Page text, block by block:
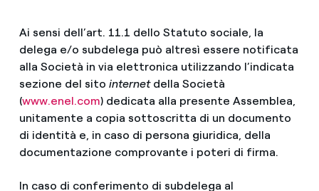
Ai sensi dell’art. 11.1 dello Statuto sociale, la
delega e/o subdelega può altresì essere notificata
alla Società in via elettronica utilizzando l’indicata
sezione del sito internetdella Società
(www.enel.com) dedicata alla presente Assemblea,
unitamente a copia sottoscritta di un documento
di identità e, in caso di persona giuridica, della
documentazione comprovante i poteri di firma.
In caso di conferimento di subdelega al